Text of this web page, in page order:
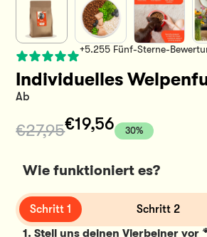
+5.255 Fünf-Sterne-
Individuelles
Ab
€27,95€19,56 30%
Wie funktioniert es?
Schritt 1 Schritt 2
1. Stell uns deinen Vierbeiner vor